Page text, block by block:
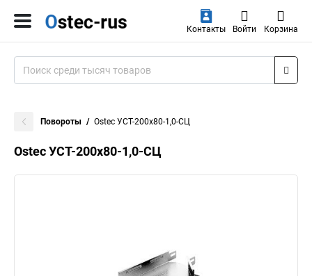
Контакты Войти Корзина
Повороты Ostec УСТ-200х80-1,0-СЦ
Ostec УСТ-200х80-1,0-СЦ